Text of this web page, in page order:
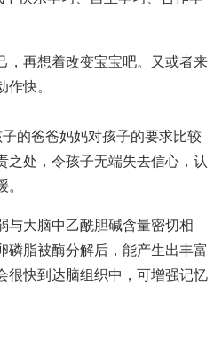
，再想着改变宝宝吧。又或者来
快。
的爸爸妈妈对孩子的要求比较
之处，令孩子无端失去信心，认
与大脑中乙酰胆碱含量密切相
磷脂被酶分解后，能产生出丰富
很快到达脑组织中，可增强记忆